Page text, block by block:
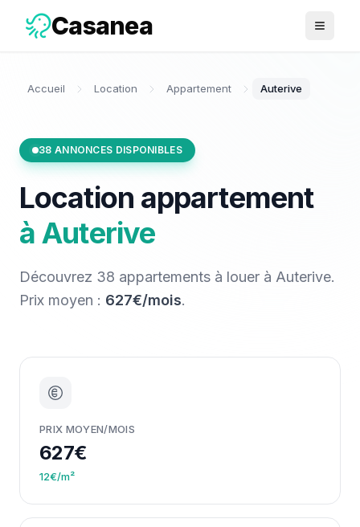
Casanea Ouvrir
Accueil Location Appartement Auterive
38 ANNONCES DISPONIBLES
Location appartement
àAuterive
Découvrez 38 appartements à louer à Auterive.
Prix moyen : 627€/mois.
PRIX MOYEN/MOIS
627€
12€/m²